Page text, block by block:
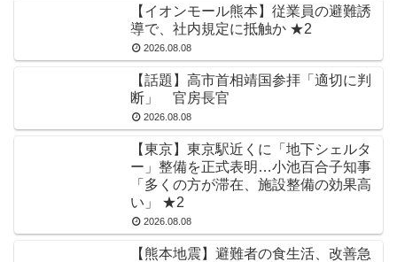
【イオンモール熊本】従業員の避難誘
導で、社内規定に抵触か ★2
2026.08.08
【話題】高市首相靖国参拝「適切に判
断」 官房長官
2026.08.08
【東京】東京駅近くに「地下シェルタ
ー」整備を正式表明…小池百合子知事
「多くの方が滞在、施設整備の効果高
い」 ★2
2026.08.08
【熊本地震】避難者の食生活、改善急